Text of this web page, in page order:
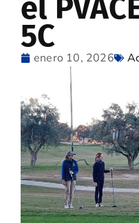
el
5C
enero 10, 2026